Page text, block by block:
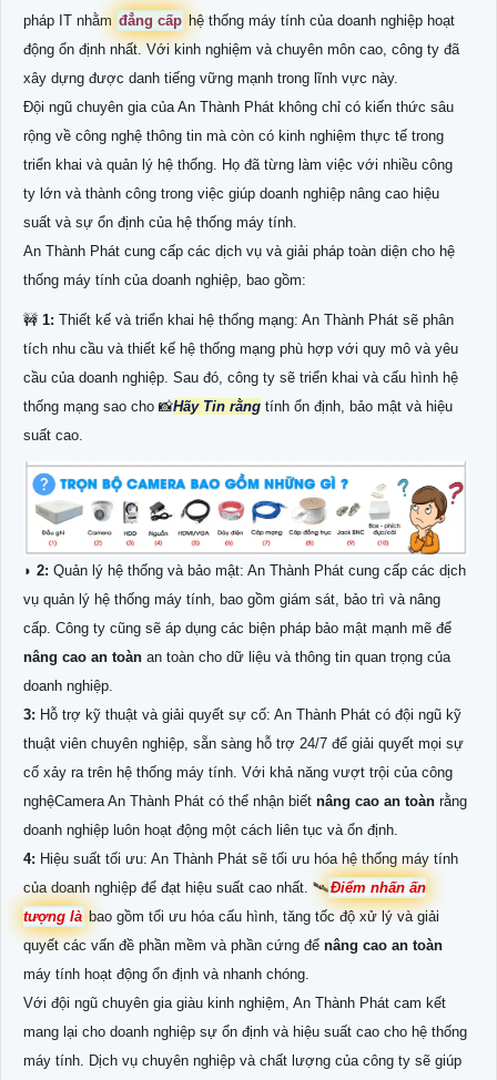
pháp IT nhằm đẳng cấp hệ thống máy tính của doanh nghiệp hoạt
động ổn định nhất. Với kinh nghiệm và chuyên môn cao, công ty đã
xây dựng được danh tiếng vững mạnh trong lĩnh vực này.
Đội ngũ chuyên gia của An Thành Phát không chỉ có kiến thức sâu
rộng về công nghệ thông tin mà còn có kinh nghiệm thực tế trong
triển khai và quản lý hệ thống. Họ đã từng làm việc với nhiều công
ty lớn và thành công trong việc giúp doanh nghiệp nâng cao hiệu
suất và sự ổn định của hệ thống máy tính.
An Thành Phát cung cấp các dịch vụ và giải pháp toàn diện cho hệ
thống máy tính của doanh nghiệp, bao gồm:
🚧 1: Thiết kế và triển khai hệ thống mạng: An Thành Phát sẽ phân
tích nhu cầu và thiết kế hệ thống mạng phù hợp với quy mô và yêu
cầu của doanh nghiệp. Sau đó, công ty sẽ triển khai và cấu hình hệ
thống mạng sao cho 📸Hãy Tin rằng tính ổn định, bảo mật và hiệu
suất cao.
◗ 2: Quản lý hệ thống và bảo mật: An Thành Phát cung cấp các dịch
vụ quản lý hệ thống máy tính, bao gồm giám sát, bảo trì và nâng
cấp. Công ty cũng sẽ áp dụng các biện pháp bảo mật mạnh mẽ để
nâng cao an toàn an toàn cho dữ liệu và thông tin quan trọng của
doanh nghiệp.
3: Hỗ trợ kỹ thuật và giải quyết sự cố: An Thành Phát có đội ngũ kỹ
thuật viên chuyên nghiệp, sẵn sàng hỗ trợ 24/7 để giải quyết mọi sự
cố xảy ra trên hệ thống máy tính. Với khả năng vượt trội của công
nghệCamera An Thành Phát có thể nhận biết nâng cao an toàn rằng
doanh nghiệp luôn hoạt động một cách liên tục và ổn định.
4: Hiệu suất tối ưu: An Thành Phát sẽ tối ưu hóa hệ thống máy tính
của doanh nghiệp để đạt hiệu suất cao nhất. 🛰Điểm nhấn ấn
tượng là bao gồm tối ưu hóa cấu hình, tăng tốc độ xử lý và giải
quyết các vấn đề phần mềm và phần cứng để nâng cao an toàn
máy tính hoạt động ổn định và nhanh chóng.
Với đội ngũ chuyên gia giàu kinh nghiệm, An Thành Phát cam kết
mang lại cho doanh nghiệp sự ổn định và hiệu suất cao cho hệ thống
máy tính. Dịch vụ chuyên nghiệp và chất lượng của công ty sẽ giúp